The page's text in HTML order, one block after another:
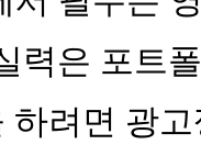
력은 포트
하려면 광